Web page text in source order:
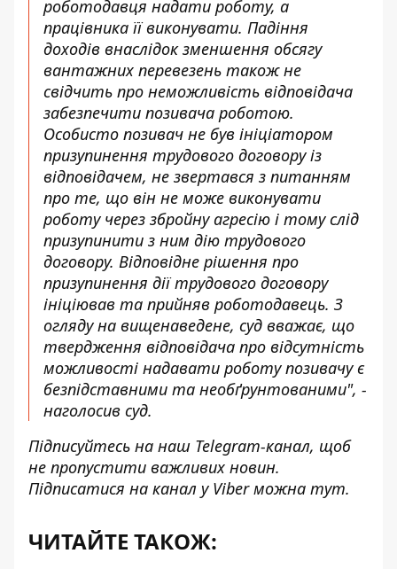
роботодавця надати роботу, а
працівника її виконувати. Падіння
доходів внаслідок зменшення обсягу
вантажних перевезень також не
свідчить про неможливість відповідача
забезпечити позивача роботою.
Особисто позивач не був ініціатором
призупинення трудового договору із
відповідачем, не звертався з питанням
про те, що він не може виконувати
роботу через збройну агресію і тому слід
призупинити з ним дію трудового
договору. Відповідне рішення про
призупинення дії трудового договору
ініціював та прийняв роботодавець. З
огляду на вищенаведене, суд вважає, що
твердження відповідача про відсутність
можливості надавати роботу позивачу є
безпідставними та необґрунтованими", -
наголосив суд.
Підписуйтесь на наш Telegram-канал, щоб
не пропустити важливих новин.
Підписатися на канал у Viber можна тут.
ЧИТАЙТЕ ТАКОЖ: